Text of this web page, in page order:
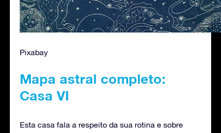
Pixabay
Mapa astral completo:
Casa VI
Esta casa fala a respeito da sua rotina e sobre